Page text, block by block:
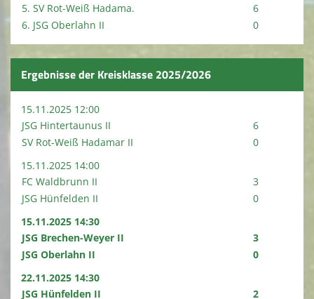
5. SV Rot-Weiß Hadama.
6
6. JSG Oberlahn II
0
Ergebnisse der Kreisklasse 2025/2026
15.11.2025 12:00
JSG Hintertaunus II
6
SV Rot-Weiß Hadamar II
0
15.11.2025 14:00
FC Waldbrunn II
3
JSG Hünfelden II
0
15.11.2025 14:30
JSG Brechen-Weyer II
3
JSG Oberlahn II
0
22.11.2025 14:30
JSG Hünfelden II
2